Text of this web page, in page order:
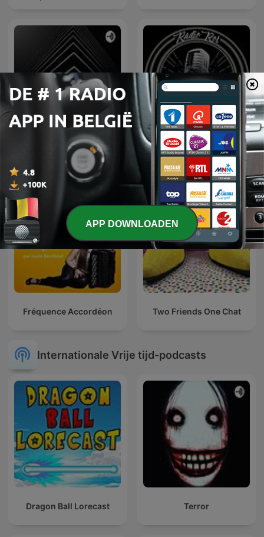
E É, É ? Radio Rol
Fréquence Accordéon Two Friends One Chat
Internationale Vrije tijd-podcasts
Dragon Ball Lorecast Terror
APP DOWNLOADEN